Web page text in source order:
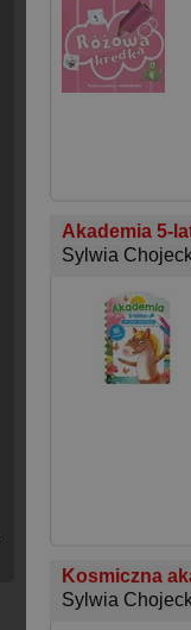
Akademia 5-
Sylwia
Kosmiczna
Sylwia